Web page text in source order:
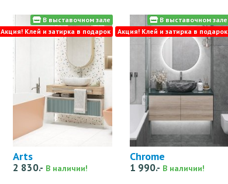
Arts
2 830.- В наличии!
В выставочном зале
Акция! Клей и затирка в подарок
Chrome
1 990.- В наличии!
В выставочном зале
Акция! Клей и затирка в подарок